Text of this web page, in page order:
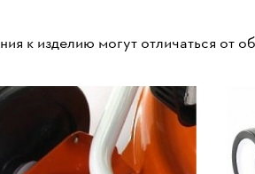
к изделию могут отличаться от